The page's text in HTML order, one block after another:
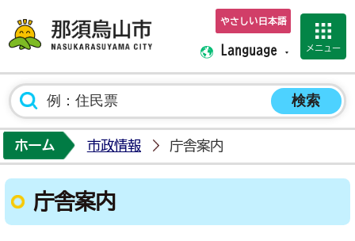
那須烏山市ホーム
やさしい日本語
Language メニュー
ホーム 市政情報 庁舎案内
庁舎案内